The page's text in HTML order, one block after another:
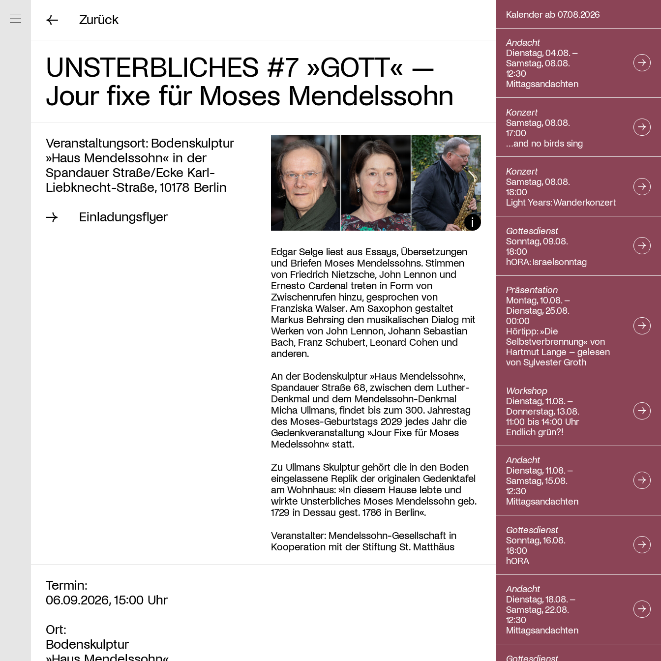
Navigation ein/ausblenden
Zurück
UNSTERBLICHES #7 »GOTT« —
Jour fixe für Moses Mendelssohn
Veranstaltungsort: Bodenskulptur
»Haus Mendelssohn« in der
Spandauer Straße/Ecke Karl-
Liebknecht-Straße, 10178 Berlin
Einladungsflyer
Edgar Selge liest aus Essays, Übersetzungen
und Briefen Moses Mendelssohns. Stimmen
von Friedrich Nietzsche, John Lennon und
Ernesto Cardenal treten in Form von
Zwischenrufen hinzu, gesprochen von
Franziska Walser. Am Saxophon gestaltet
Markus Behrsing den musikalischen Dialog mit
Werken von John Lennon, Johann Sebastian
Bach, Franz Schubert, Leonard Cohen und
anderen.
An der Bodenskulptur »Haus Mendelssohn«,
Spandauer Straße 68, zwischen dem Luther-
Denkmal und dem Mendelssohn-Denkmal
Micha Ullmans, findet bis zum 300. Jahrestag
des Moses-Geburtstags 2029 jedes Jahr die
Gedenkveranstaltung »Jour Fixe für Moses
Medelssohn« statt.
Zu Ullmans Skulptur gehört die in den Boden
eingelassene Replik der originalen Gedenktafel
am Wohnhaus: »In diesem Hause lebte und
wirkte Unsterbliches Moses Mendelssohn geb.
1729 in Dessau gest. 1786 in Berlin«.
Veranstalter: Mendelssohn-Gesellschaft in
Kooperation mit der Stiftung St. Matthäus
Termin:
06.09.2026, 15:00 Uhr
Ort:
Bodenskulptur
Kalender ab 07.08.2026
Andacht
Dienstag, 04.08. –
Samstag, 08.08.
12:30
Mittagsandachten
Konzert
Samstag, 08.08.
17:00
…and no birds sing
Konzert
Samstag, 08.08.
18:00
Light Years: Wanderkonzert
Gottesdienst
Sonntag, 09.08.
18:00
hORA: Israelsonntag
Präsentation
Montag, 10.08. –
Dienstag, 25.08.
00:00
Hörtipp: »Die
Selbstverbrennung« von
Hartmut Lange – gelesen
von Sylvester Groth
Workshop
Dienstag, 11.08. –
Donnerstag, 13.08.
11:00 bis 14:00 Uhr
Endlich grün?!
Andacht
Dienstag, 11.08. –
Samstag, 15.08.
12:30
Mittagsandachten
Gottesdienst
Sonntag, 16.08.
18:00
hORA
Andacht
Dienstag, 18.08. –
Samstag, 22.08.
12:30
Mittagsandachten
Gottesdienst